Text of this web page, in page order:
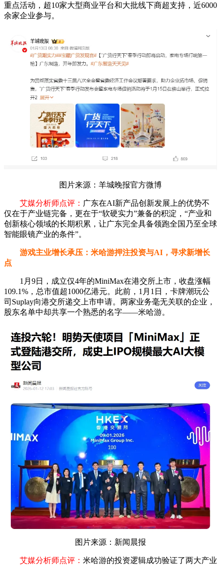
重点活动，超10家大型商业平台和大批线下商超支持，近6000
余家企业参与。
图片来源：羊城晚报官方微博
艾媒分析师点评： 广东在AI新产品创新发展上的优势不
仅在于产业链完备，更在于“软硬实力”兼备的积淀，“产业和
创新核心领域的长期积累，让广东完全具备领跑全国乃至全球
智能眼镜产业的条件”。
游戏主业增长承压：米哈游押注投资与AI，寻求新增长
点
1月9日，成立仅4年的MiniMax在港交所上市，收盘涨幅
109.1%，总市值超1000亿港元。此前，1月1日，卡牌潮玩公
司Suplay向港交所递交上市申请。两家业务毫无关联的企业，
股东名单中却共享一个熟悉的名字——米哈游。
图片来源：新闻晨报
艾媒分析师点评： 米哈游的投资逻辑成功验证了两大产业